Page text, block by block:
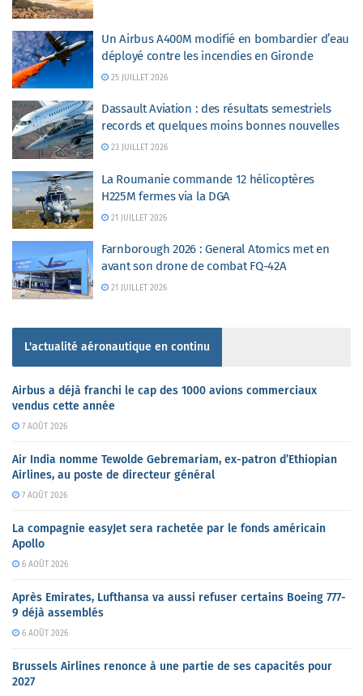
Un Airbus A400M modifié en bombardier d’eau
déployé contre les incendies en Gironde
25 JUILLET 2026
Dassault Aviation : des résultats semestriels
records et quelques moins bonnes nouvelles
23 JUILLET 2026
La Roumanie commande 12 hélicoptères
H225M fermes via la DGA
21 JUILLET 2026
Farnborough 2026 : General Atomics met en
avant son drone de combat FQ-42A
21 JUILLET 2026
L'actualité aéronautique en continu
Airbus a déjà franchi le cap des 1000 avions commerciaux
vendus cette année
7 AOÛT 2026
Air India nomme Tewolde Gebremariam, ex-patron d’Ethiopian
Airlines, au poste de directeur général
7 AOÛT 2026
La compagnie easyJet sera rachetée par le fonds américain
Apollo
6 AOÛT 2026
Après Emirates, Lufthansa va aussi refuser certains Boeing 777-
9 déjà assemblés
6 AOÛT 2026
Brussels Airlines renonce à une partie de ses capacités pour
2027